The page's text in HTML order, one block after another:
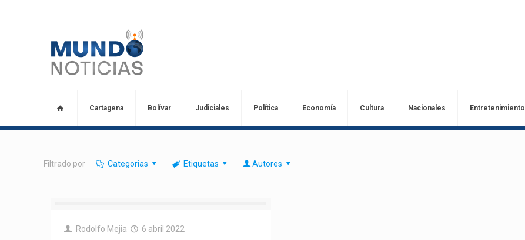
Cartagena Bolívar Judiciales Política Economía Cultura Nacionales Entretenimiento
Filtrado por Categorias Etiquetas Autores
Rodolfo Mejia 6 abril 2022